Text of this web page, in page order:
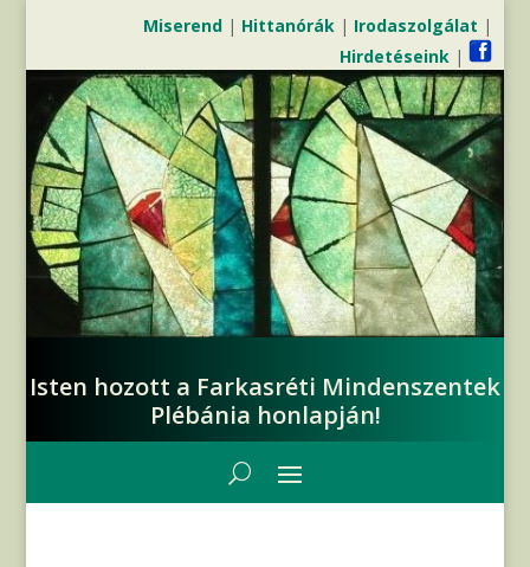
Miserend| Hittanórák| Irodaszolgálat |
Hirdetéseink|
Isten hozott a Farkasréti Mindenszentek
Plébánia honlapján!